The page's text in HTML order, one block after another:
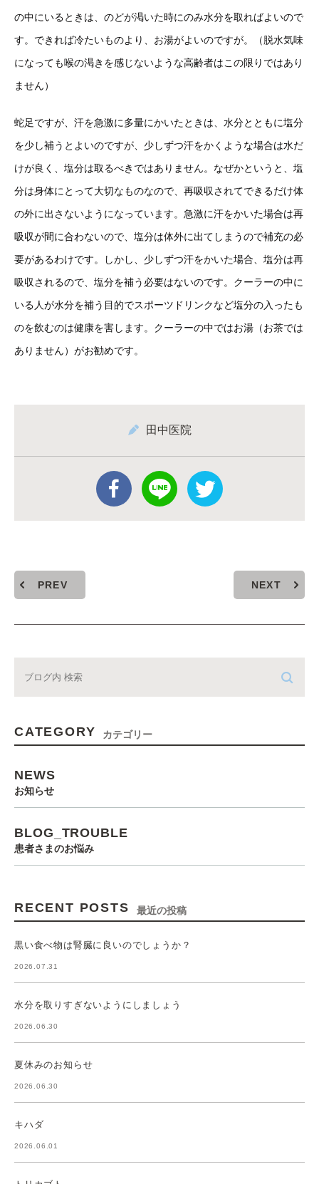
の中にいるときは、のどが渇いた時にのみ水分を取ればよいので
す。できれば冷たいものより、お湯がよいのですが。（脱水気味
になっても喉の渇きを感じないような高齢者はこの限りではあり
ません）
蛇足ですが、汗を急激に多量にかいたときは、水分とともに塩分
を少し補うとよいのですが、少しずつ汗をかくような場合は水だ
けが良く、塩分は取るべきではありません。なぜかというと、塩
分は身体にとって大切なものなので、再吸収されてできるだけ体
の外に出さないようになっています。急激に汗をかいた場合は再
吸収が間に合わないので、塩分は体外に出てしまうので補充の必
要があるわけです。しかし、少しずつ汗をかいた場合、塩分は再
吸収されるので、塩分を補う必要はないのです。クーラーの中に
いる人が水分を補う目的でスポーツドリンクなど塩分の入ったも
のを飲むのは健康を害します。クーラーの中ではお湯（お茶では
ありません）がお勧めです。
田中医院
PREV NEXT
CATEGORY カテゴリー
NEWS
お知らせ
BLOG_TROUBLE
患者さまのお悩み
RECENT POSTS 最近の投稿
黒い食べ物は腎臓に良いのでしょうか？
2026.07.31
水分を取りすぎないようにしましょう
2026.06.30
夏休みのお知らせ
2026.06.30
キハダ
2026.06.01